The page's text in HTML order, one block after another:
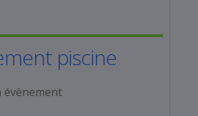
piscine
évènement